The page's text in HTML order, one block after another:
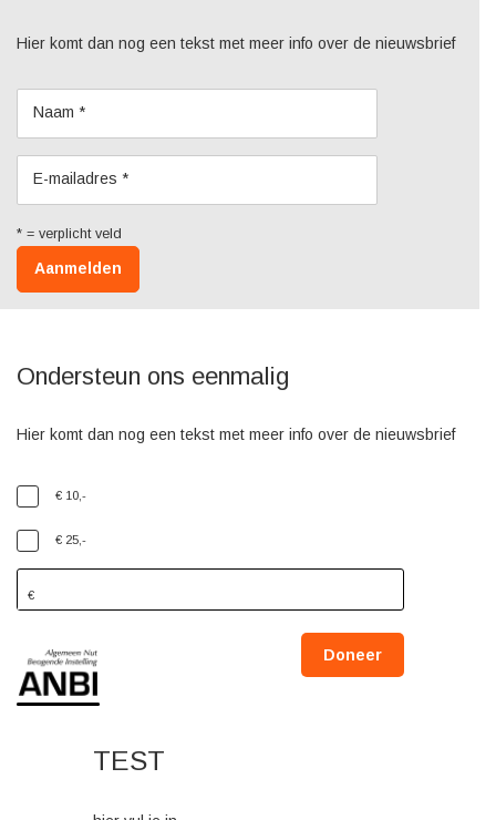
Hier komt dan nog een tekst met meer info over de nieuwsbrief
Naam *
E-mailadres *
Aanmelden
Ondersteun ons eenmalig
Hier komt dan nog een tekst met meer info over de nieuwsbrief
€ 10,-
€ 25,-
Doneer
TEST